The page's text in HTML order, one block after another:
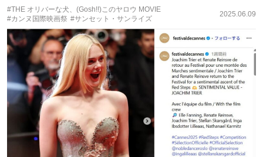
#THE オリバーな犬、(Gosh!!)このヤロウ MOVIE
#カンヌ国際映画祭 #サンセット・サンライズ
2025.06.09